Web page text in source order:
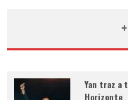
Yan traz a
Horizonte